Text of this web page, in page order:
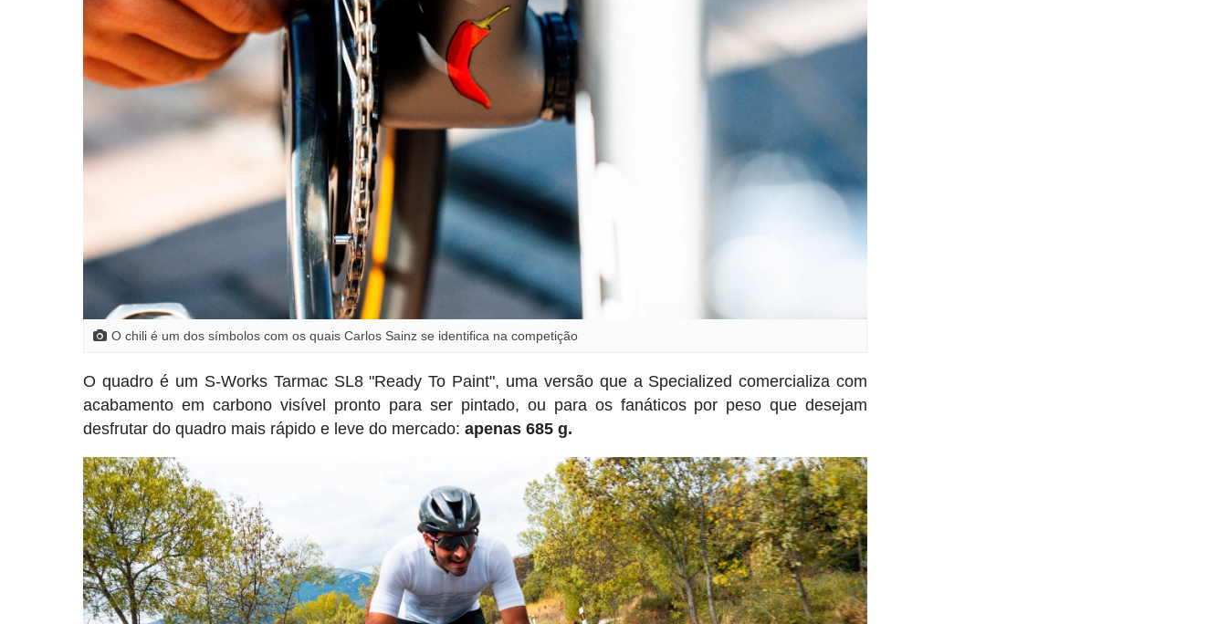
O chili é um dos símbolos com os quais Carlos Sainz se identifica na competição
O quadro é um S-Works Tarmac SL8 "Ready To Paint", uma versão que a Specialized comercializa com
acabamento em carbono visível pronto para ser pintado, ou para os fanáticos por peso que desejam
desfrutar do quadro mais rápido e leve do mercado:apenas 685 g.